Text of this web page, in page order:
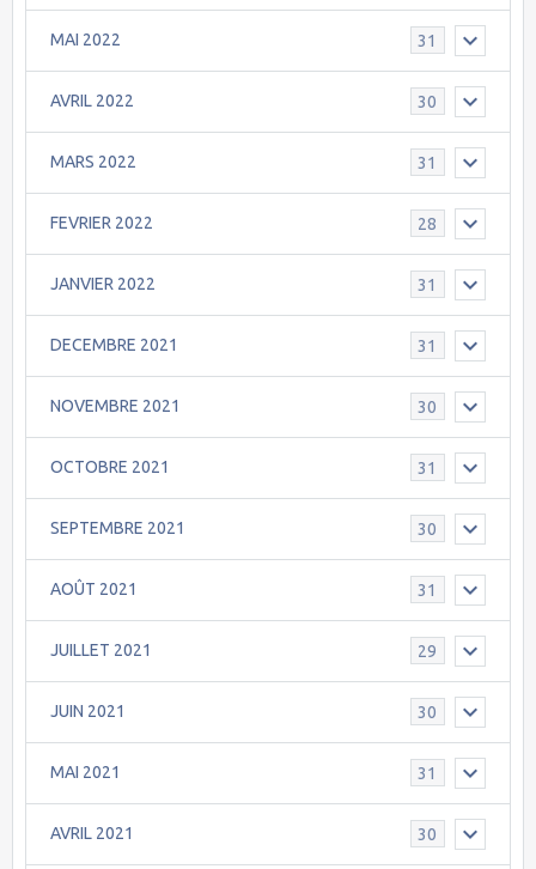
MAI 2022 31
AVRIL 2022 30
MARS 2022 31
FEVRIER 2022 28
JANVIER 2022 31
DECEMBRE 2021 31
NOVEMBRE 2021 30
OCTOBRE 2021 31
SEPTEMBRE 2021 30
AOÛT 2021 31
JUILLET 2021 29
JUIN 2021 30
MAI 2021 31
AVRIL 2021 30